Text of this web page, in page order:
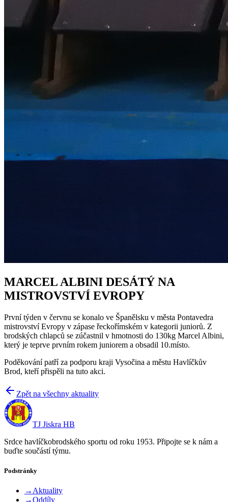
MARCEL ALBINI DESÁTÝ NA
MISTROVSTVÍ EVROPY
První týden v červnu se konalo ve Španělsku v města Pontavedra
mistrovství Evropy v zápase řeckořímském v kategorii juniorů. Z
brodských chlapců se zúčastnil v hmotnosti do 130kg Marcel Albini,
který je teprve prvním rokem juniorem a obsadil 10.místo.
Poděkování patří za podporu kraji Vysočina a městu Havlíčkův
Brod, kteří přispěli na tuto akci.
Zpět na všechny aktuality
TJ Jiskra HB
Srdce havlíčkobrodského sportu od roku 1953. Připojte se k nám a
buďte součástí týmu.
Podstránky
→ Aktuality
→Oddíly